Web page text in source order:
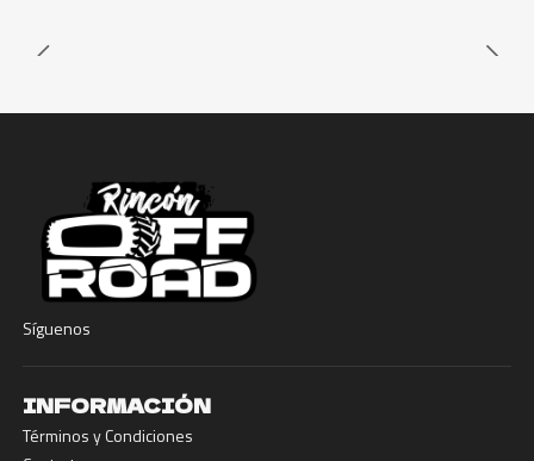
Síguenos
INFORMACIÓN
Términos y Condiciones